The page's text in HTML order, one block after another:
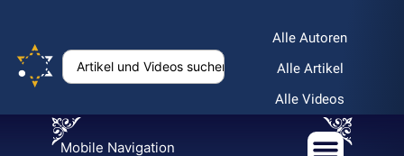
Alle Autoren
Alle Artikel
Alle Videos
Mobile Navigation